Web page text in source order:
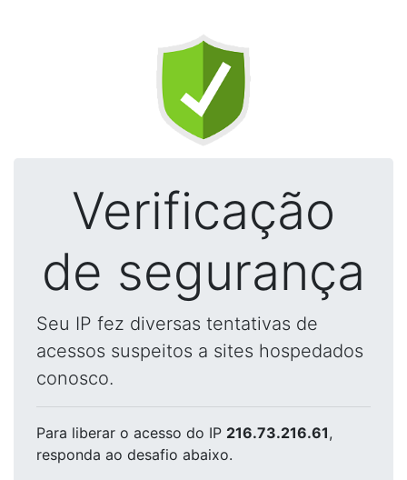
Verificação
de segurança
Seu IP fez diversas tentativas de
acessos suspeitos a sites hospedados
conosco.
Para liberar o acesso do IP 216.73.216.61,
responda ao desafio abaixo.